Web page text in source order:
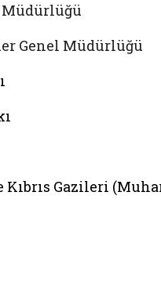
Müdürlüğü
Genel Müdürlüğü
Kıbrıs Gazileri